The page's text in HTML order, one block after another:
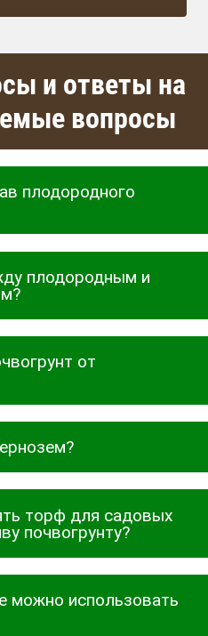
и ответы на
вопросы
плодородного
плодородным и
от
торф для садовых
почвогрунту?
можно использовать